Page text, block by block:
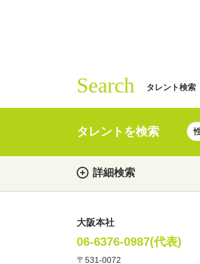
Search タレント検索
タレントを検索
詳細検索
・性別
大阪本社
06-6376-0987(代表)
〒531-0072